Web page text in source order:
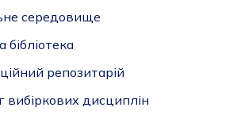
середовище
бібліотека
репозитарій
вибіркових дисциплін